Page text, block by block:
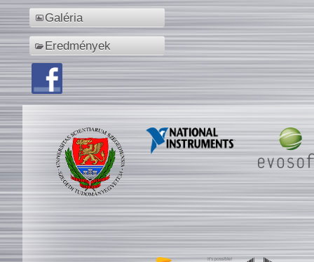
Galéria
Eredmények